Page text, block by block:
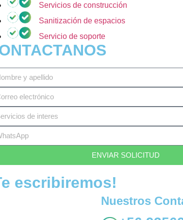
Servicios de construcción
Sanitización de espacios
Servicio de soporte
ENVIAR SOLICITUD
escribiremos!
Nuestros